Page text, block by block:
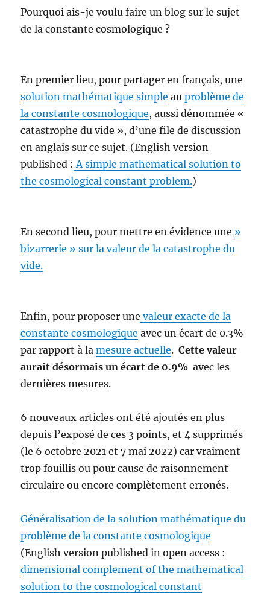
Pourquoi ais-je voulu faire un blog sur le sujet
de la constante cosmologique ?
En premier lieu, pour partager en français, une
solution mathématique simple auproblème de
la constante cosmologique, aussi dénommée «
catastrophe du vide », d’une file de discussion
en anglais sur ce sujet. (English version
published : A simple mathematical solution to
the cosmological constant problem.)
En second lieu, pour mettre en évidence une »
bizarrerie »surla valeur de la catastrophe du
vide.
Enfin, pour proposer une valeur exacte de la
constante cosmologique avec un écart de 0.3%
par rapport à lamesure actuelle. Cette valeur
aurait désormais un écart de 0.9% avec les
dernières mesures.
6 nouveaux articles ont été ajoutés en plus
depuis l’exposé de ces 3 points, et 4 supprimés
(le 6 octobre 2021 et 7 mai 2022) car vraiment
trop fouillis ou pour cause de raisonnement
circulaire ou encore complètement erronés.
Généralisation de la solution mathématique du
problème de la constante cosmologique
(English version published in open access :
dimensional complement of the mathematical
solution to the cosmological constant